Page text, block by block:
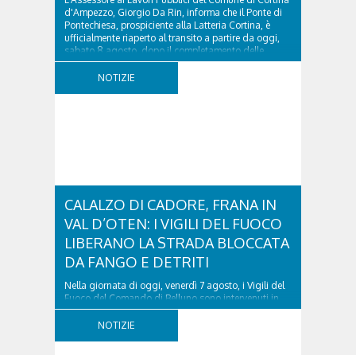
d'Ampezzo, Giorgio Da Rin, informa che il Ponte di
Pontechiesa, prospiciente alla Latteria Cortina, è
ufficialmente riaperto al transito a partire da oggi,
sabato 8 agosto, dopo il completamento delle
verifiche e il positivo collaudo...
NOTIZIE
CALALZO DI CADORE, FRANA IN
VAL D’OTEN: I VIGILI DEL FUOCO
LIBERANO LA STRADA BLOCCATA
DA FANGO E DETRITI
Nella giornata di oggi, venerdì 7 agosto, i Vigili del
Fuoco del Comando di Belluno sono intervenuti in
località Diassa, in Val d’Oten, nel comune di Calalzo
di Cadore, per liberare una strada rimasta bloccata
NOTIZIE